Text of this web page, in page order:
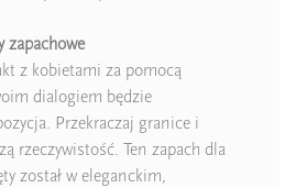
zapachowe
z kobietami za pomocą
dialogiem będzie
Przekraczaj granice i
rzeczywistość. Ten zapach dla
został w eleganckim,